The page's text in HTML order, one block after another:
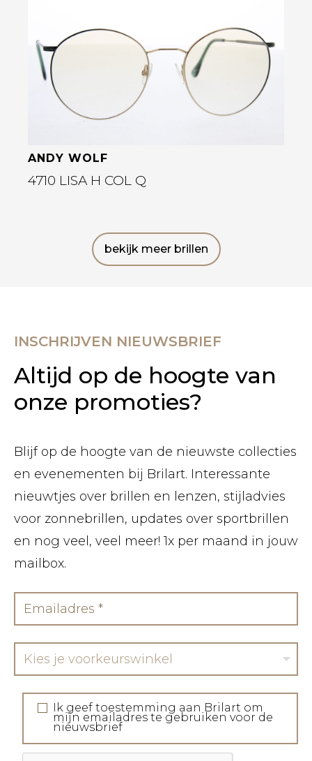
ANDY WOLF
4710 LISA H COL Q
bekijk meer brillen
INSCHRIJVEN NIEUWSBRIEF
Altijd op de hoogte van
onze promoties?
Blijf op de hoogte van de nieuwste collecties
en evenementen bij Brilart. Interessante
nieuwtjes over brillen en lenzen, stijladvies
voor zonnebrillen, updates over sportbrillen
en nog veel, veel meer! 1x per maand in jouw
mailbox.
Kies je voorkeurswinkel
Ik geef toestemming aan Brilart om
mijn emailadres te gebruiken voor de
nieuwsbrief